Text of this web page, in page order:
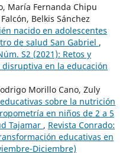
María Fernanda Chipu
Belkis Sánchez
nacido en adolescentes
de salud San Gabriel ,
S2 (2021): Retos y
en la educación
Morillo Cano, Zuly
sobre la nutrición
en niños de 2 a 5
Tajamar , Revista Conrado:
educativas en
Diciembre)